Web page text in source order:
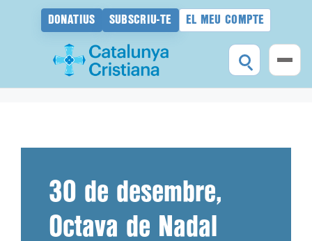
DONATIUS SUBSCRIU-TE EL MEU COMPTE
30 de desembre,
Octava de Nadal